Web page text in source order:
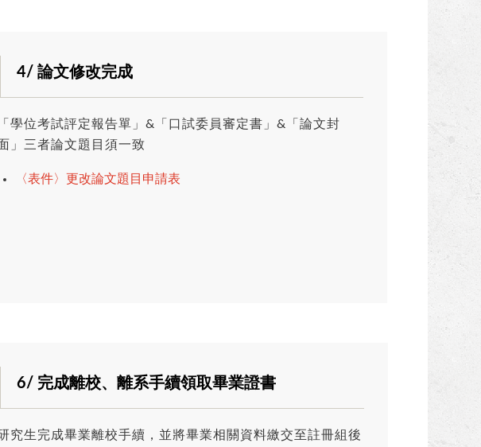
4/ 論文修改完成
「學位考試評定報告單」&「口試委員審定書」&「論文封
」三者論文題目須一致
〈表件〉更改論文題目申請表
6/ 完成離校、離系手續領取畢業證書
究生完成畢業離校手續，並將畢業相關資料繳交至註冊組後